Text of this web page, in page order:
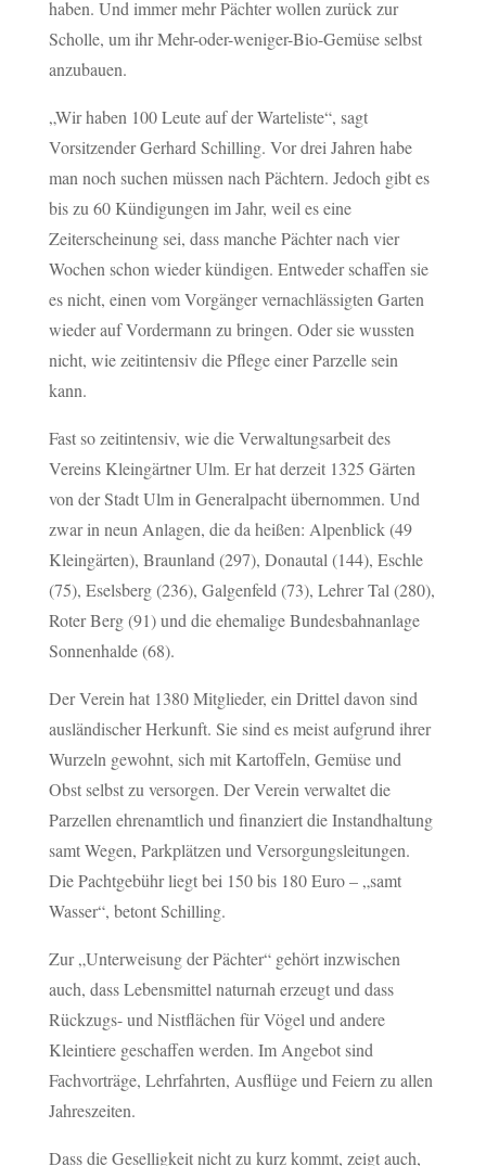
haben. Und immer mehr Pächter wollen zurück zur
Scholle, um ihr Mehr-oder-weniger-Bio-Gemüse selbst
anzubauen.
„Wir haben 100 Leute auf der Warteliste“, sagt
Vorsitzender Gerhard Schilling. Vor drei Jahren habe
man noch suchen müssen nach Pächtern. Jedoch gibt es
bis zu 60 Kündigungen im Jahr, weil es eine
Zeiterscheinung sei, dass manche Pächter nach vier
Wochen schon wieder kündigen. Entweder schaffen sie
es nicht, einen vom Vorgänger vernachlässigten Garten
wieder auf Vordermann zu bringen. Oder sie wussten
nicht, wie zeitintensiv die Pflege einer Parzelle sein
kann.
Fast so zeitintensiv, wie die Verwaltungsarbeit des
Vereins Kleingärtner Ulm. Er hat derzeit 1325 Gärten
von der Stadt Ulm in Generalpacht übernommen. Und
zwar in neun Anlagen, die da heißen: Alpenblick (49
Kleingärten), Braunland (297), Donautal (144), Eschle
(75), Eselsberg (236), Galgenfeld (73), Lehrer Tal (280),
Roter Berg (91) und die ehemalige Bundesbahnanlage
Sonnenhalde (68).
Der Verein hat 1380 Mitglieder, ein Drittel davon sind
ausländischer Herkunft. Sie sind es meist aufgrund ihrer
Wurzeln gewohnt, sich mit Kartoffeln, Gemüse und
Obst selbst zu versorgen. Der Verein verwaltet die
Parzellen ehrenamtlich und finanziert die Instandhaltung
samt Wegen, Parkplätzen und Versorgungsleitungen.
Die Pachtgebühr liegt bei 150 bis 180 Euro – „samt
Wasser“, betont Schilling.
Zur „Unterweisung der Pächter“ gehört inzwischen
auch, dass Lebensmittel naturnah erzeugt und dass
Rückzugs- und Nistflächen für Vögel und andere
Kleintiere geschaffen werden. Im Angebot sind
Fachvorträge, Lehrfahrten, Ausflüge und Feiern zu allen
Jahreszeiten.
Dass die Geselligkeit nicht zu kurz kommt, zeigt auch,